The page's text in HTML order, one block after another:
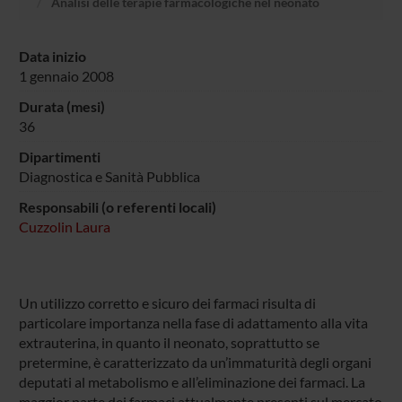
Data inizio
1 gennaio 2008
Durata (mesi)
36
Dipartimenti
Diagnostica e Sanità Pubblica
Responsabili (o referenti locali)
Cuzzolin Laura
Un utilizzo corretto e sicuro dei farmaci risulta di
particolare importanza nella fase di adattamento alla vita
extrauterina, in quanto il neonato, soprattutto se
pretermine, è caratterizzato da un’immaturità degli organi
deputati al metabolismo e all’eliminazione dei farmaci. La